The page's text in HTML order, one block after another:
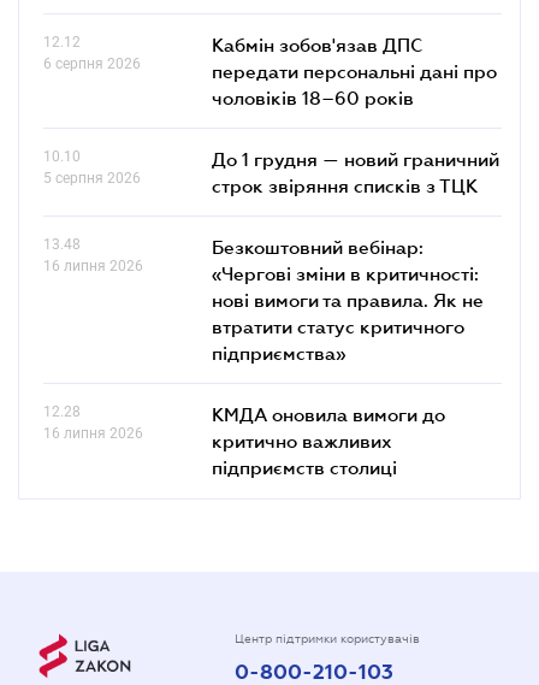
12.12
6 серпня 2026
Кабмін зобов'язав ДПС
передати персональні дані про
чоловіків 18–60 років
10.10
5 серпня 2026
До 1 грудня — новий граничний
строк звіряння списків з ТЦК
13.48
16 липня 2026
Безкоштовний вебінар:
«Чергові зміни в критичності:
нові вимоги та правила. Як не
втратити статус критичного
підприємства»
12.28
16 липня 2026
КМДА оновила вимоги до
критично важливих
підприємств столиці
Центр підтримки користувачів
0-800-210-103